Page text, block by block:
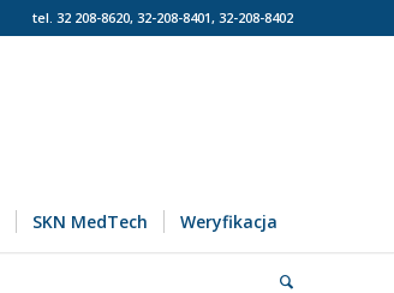
tel. 32 208-8620, 32-208-8401, 32-208-8402
SKN MedTech Weryfikacja